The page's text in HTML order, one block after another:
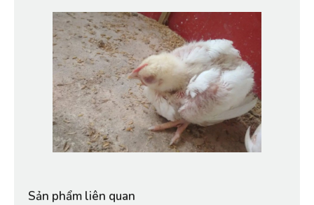
Sản phẩm liên quan